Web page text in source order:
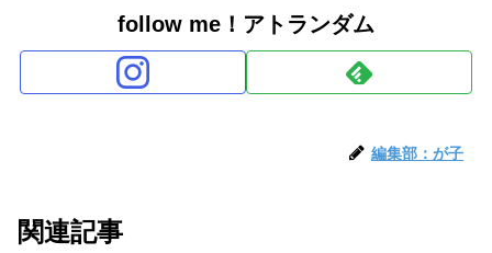
follow me！アトランダム
編集部：が子
関連記事